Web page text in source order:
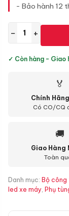
- Bảo hành 12
− +
✓ Còn hàng - Giao
🏅
Chính
Có CO/CQ
🚚
Giao Hàng
Toàn
Danh mục: Bộ công
led xe máy, Phụ